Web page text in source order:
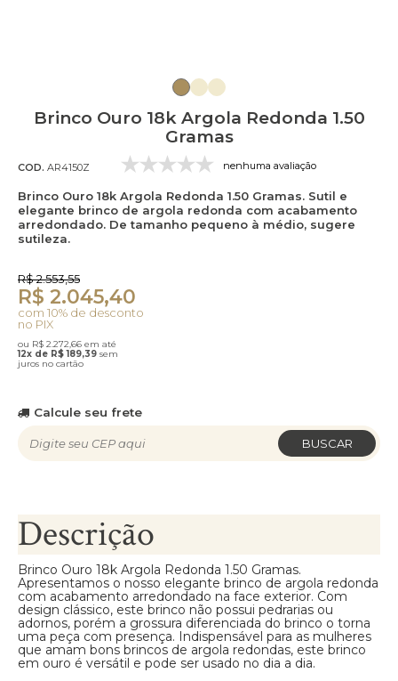
Brinco Ouro 18k Argola Redonda 1.50
Gramas
COD. AR4150Z nenhuma avaliação
Brinco Ouro 18k Argola Redonda 1.50 Gramas. Sutil e
elegante brinco de argola redonda com acabamento
arredondado. De tamanho pequeno à médio, sugere
sutileza.
R$ 2.553,55
R$ 2.045,40
com 10% de desconto
no PIX
ou R$ 2.272,66 em até
12x de R$ 189,39 sem
juros no cartão
Calcule seu frete
BUSCAR
Descrição
Brinco Ouro 18k Argola Redonda 1.50 Gramas.
Apresentamos o nosso elegante brinco de argola redonda
com acabamento arredondado na face exterior. Com
design clássico, este brinco não possui pedrarias ou
adornos, porém a grossura diferenciada do brinco o torna
uma peça com presença. Indispensável para as mulheres
que amam bons brincos de argola redondas, este brinco
em ouro é versátil e pode ser usado no dia a dia.